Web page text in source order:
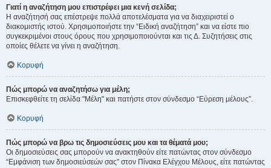
Γιατί η αναζήτηση μου επιστρέφει μια κενή σελίδα;
Η αναζήτησή σας επέστρεψε πολλά αποτελέσματα για να διαχειριστεί ο
διακομιστής ιστού. Χρησιμοποιήστε την “Ειδική αναζήτηση” και να είστε πιο
συγκεκριμένοι στους όρους που χρησιμοποιούνται και τις Δ. Συζητήσεις στις
οποίες θέλετε να γίνει η αναζήτηση.
Κορυφή
Πώς μπορώ να αναζητήσω για μέλη;
Επισκεφθείτε τη σελίδα "Μέλη" και πατήστε στον σύνδεσμο “Εύρεση μέλους”.
Κορυφή
Πώς μπορώ να βρω τις δημοσιεύσεις μου και τα θέματά μου;
Οι δημοσιεύσεις σας μπορούν να ανακτηθούν είτε πατώντας στον σύνδεσμο
“Εμφάνιση των δημοσιεύσεών σας” στον Πίνακα Ελέγχου Μέλους, είτε πατώντας